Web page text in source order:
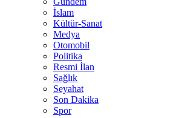
İslam
Kültür-Sanat
Medya
Otomobil
Politika
Resmi İlan
Sağlık
Seyahat
Son Dakika
Spor